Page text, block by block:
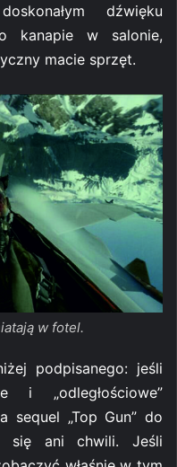
dźwięku
kanapie w salonie,
macie sprzęt.
w fotel.
podpisanego: jeśli
i „odległościowe”
sequel „Top Gun” do
się ani chwili. Jeśli